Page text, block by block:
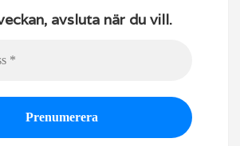
avsluta när du vill.